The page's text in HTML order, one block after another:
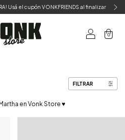
Usá el cupón VONKFRIENDS al finalizar
0
FILTRAR
en Vonk Store ♥